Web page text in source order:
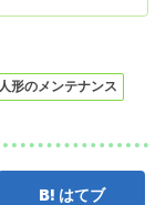
人形のメンテナンス
はてブ